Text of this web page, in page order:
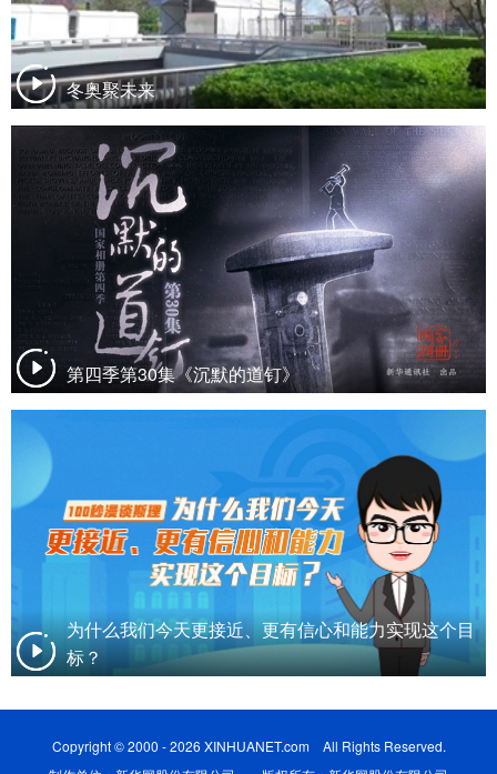
冬奥聚未来
第四季第30集《沉默的道钉》
为什么我们今天更接近、更有信心和能力实现这个目
标？
Copyright © 2000 - 2026 XINHUANET.com All Rights Reserved.